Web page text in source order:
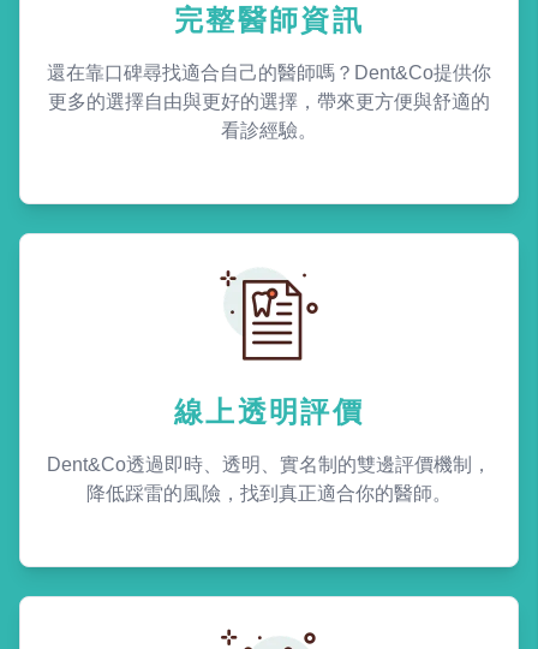
完整醫師資訊
還在靠口碑尋找適合自己的醫師嗎？Dent&Co提供你
更多的選擇自由與更好的選擇，帶來更方便與舒適的
看診經驗。
線上透明評價
Dent&Co透過即時、透明、實名制的雙邊評價機制，
降低踩雷的風險，找到真正適合你的醫師。